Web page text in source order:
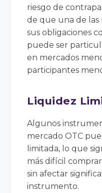
riesgo de
de que una de
sus obligaciones
puede ser
en mercados
participantes
Liquidez
Algunos
mercado OTC
limitada, lo que
más difícil
sin afectar
instrumento.